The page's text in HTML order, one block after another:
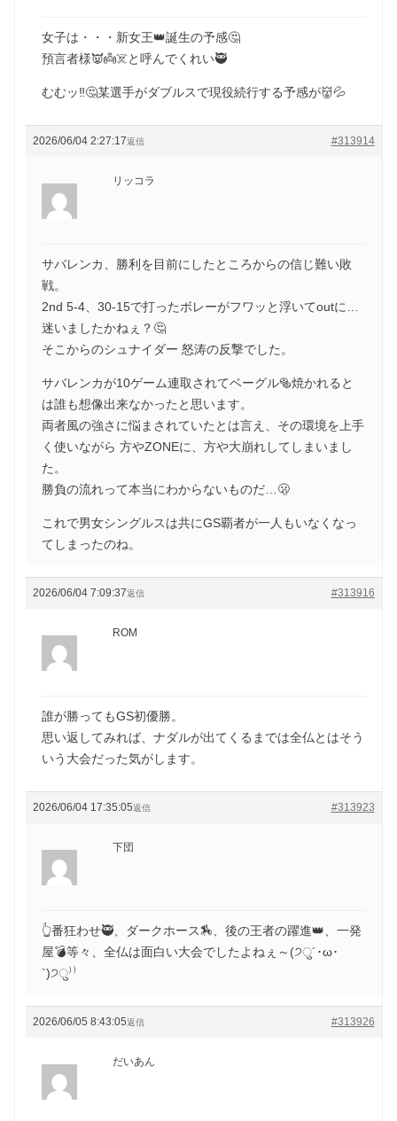
女子は・・・新女王👑誕生の予感🤔
預言者様👿👼☠️と呼んでくれい🥷
むむッ‼️🤔某選手がダブルスで現役続行する予感が👹💦
2026/06/04 2:27:17 #313914
返信
リッコラ
サバレンカ、勝利を目前にしたところからの信じ難い敗
戦。
2nd 5-4、30-15で打ったボレーがフワッと浮いてoutに…
迷いましたかねぇ？🤔
そこからのシュナイダー 怒涛の反撃でした。
サバレンカが10ゲーム連取されてベーグル🥯焼かれると
は誰も想像出来なかったと思います。
両者風の強さに悩まされていたとは言え、その環境を上手
く使いながら 方やZONEに、方や大崩れしてしまいまし
た。
勝負の流れって本当にわからないものだ…🫢
これで男女シングルスは共にGS覇者が一人もいなくなっ
てしまったのね。
2026/06/04 7:09:37 #313916
返信
ROM
誰が勝ってもGS初優勝。
思い返してみれば、ナダルが出てくるまでは全仏とはそう
いう大会だった気がします。
2026/06/04 17:35:05 #313923
返信
下団
👆番狂わせ🥷、ダークホース🏇、後の王者の躍進👑、一発
屋💣等々、全仏は面白い大会でしたよねぇ～(੭ु´･ω･
`)੭ु⁾⁾
2026/06/05 8:43:05 #313926
返信
だいあん